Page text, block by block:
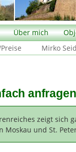
Über mich
Mirko
zeigt sich
Moskau und St.